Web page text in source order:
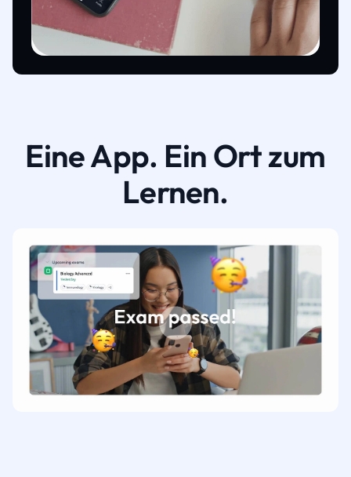
Eine App. Ein Ort zum
Lernen.